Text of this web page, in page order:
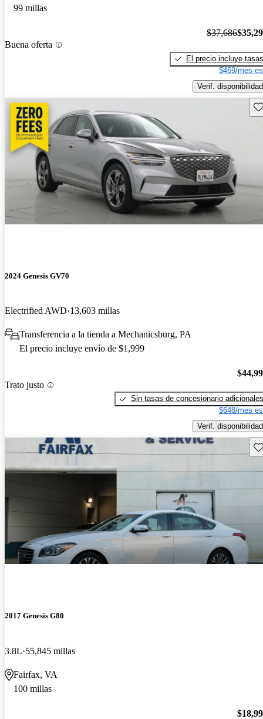
99 millas
Buena oferta
$37,686
El precio incluye tasas
$469/mes
Verif. disponibilidad
2024 Genesis GV70
Electrified AWD 13,603 millas
Transferencia a la tienda a Mechanicsburg, PA
El precio incluye envío de $1,999
Trato justo
Sin tasas de concesionario adicionales
$648/mes
Verif. disponibilidad
2017 Genesis G80
3.8L 55,845 millas
Fairfax, VA
100 millas